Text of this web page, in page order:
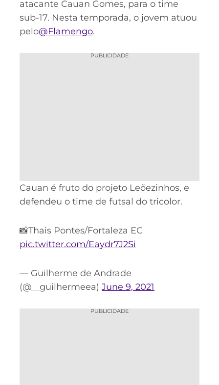
atacante Cauan Gomes, para o time
sub-17. Nesta temporada, o jovem atuou
pelo@Flamengo.
PUBLICIDADE
Cauan é fruto do projeto Leõezinhos, e
defendeu o time de futsal do tricolor.
📸Thais Pontes/Fortaleza EC
pic.twitter.com/Eaydr7J2Si
— Guilherme de Andrade
(@__guilhermeea) June 9, 2021
PUBLICIDADE